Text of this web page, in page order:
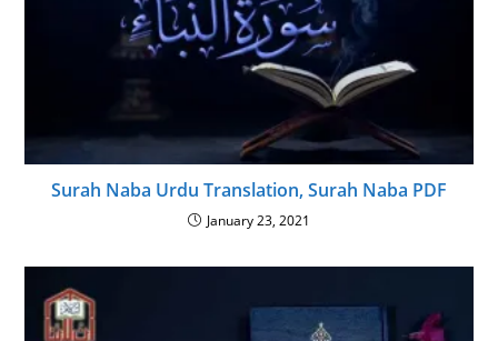
Surah Naba Urdu Translation, Surah Naba PDF
January 23, 2021